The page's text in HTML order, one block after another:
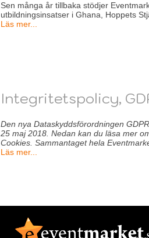
Sen många år tillbaka stödjer
utbildningsinsatser i Ghana, Hoppets
Läs mer...
Integritetspolicy,
Den nya Dataskyddsförordningen
25 maj 2018. Nedan kan du läsa mer
Cookies. Sammantaget hela
Läs mer...